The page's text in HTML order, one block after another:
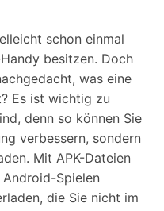
schon einmal
besitzen. Doch
was eine
Es ist wichtig zu
denn so können Sie
verbessern, sondern
Mit APK-Dateien
Spielen
die Sie nicht im